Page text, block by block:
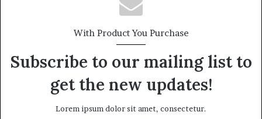
With Product You Purchase
Subscribe to our mailing list to
get the new updates!
Lorem ipsum dolor sit amet, consectetur.